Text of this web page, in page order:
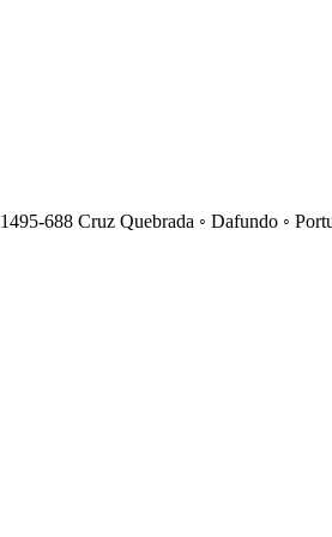
688 Cruz Quebrada ◦ Dafundo ◦